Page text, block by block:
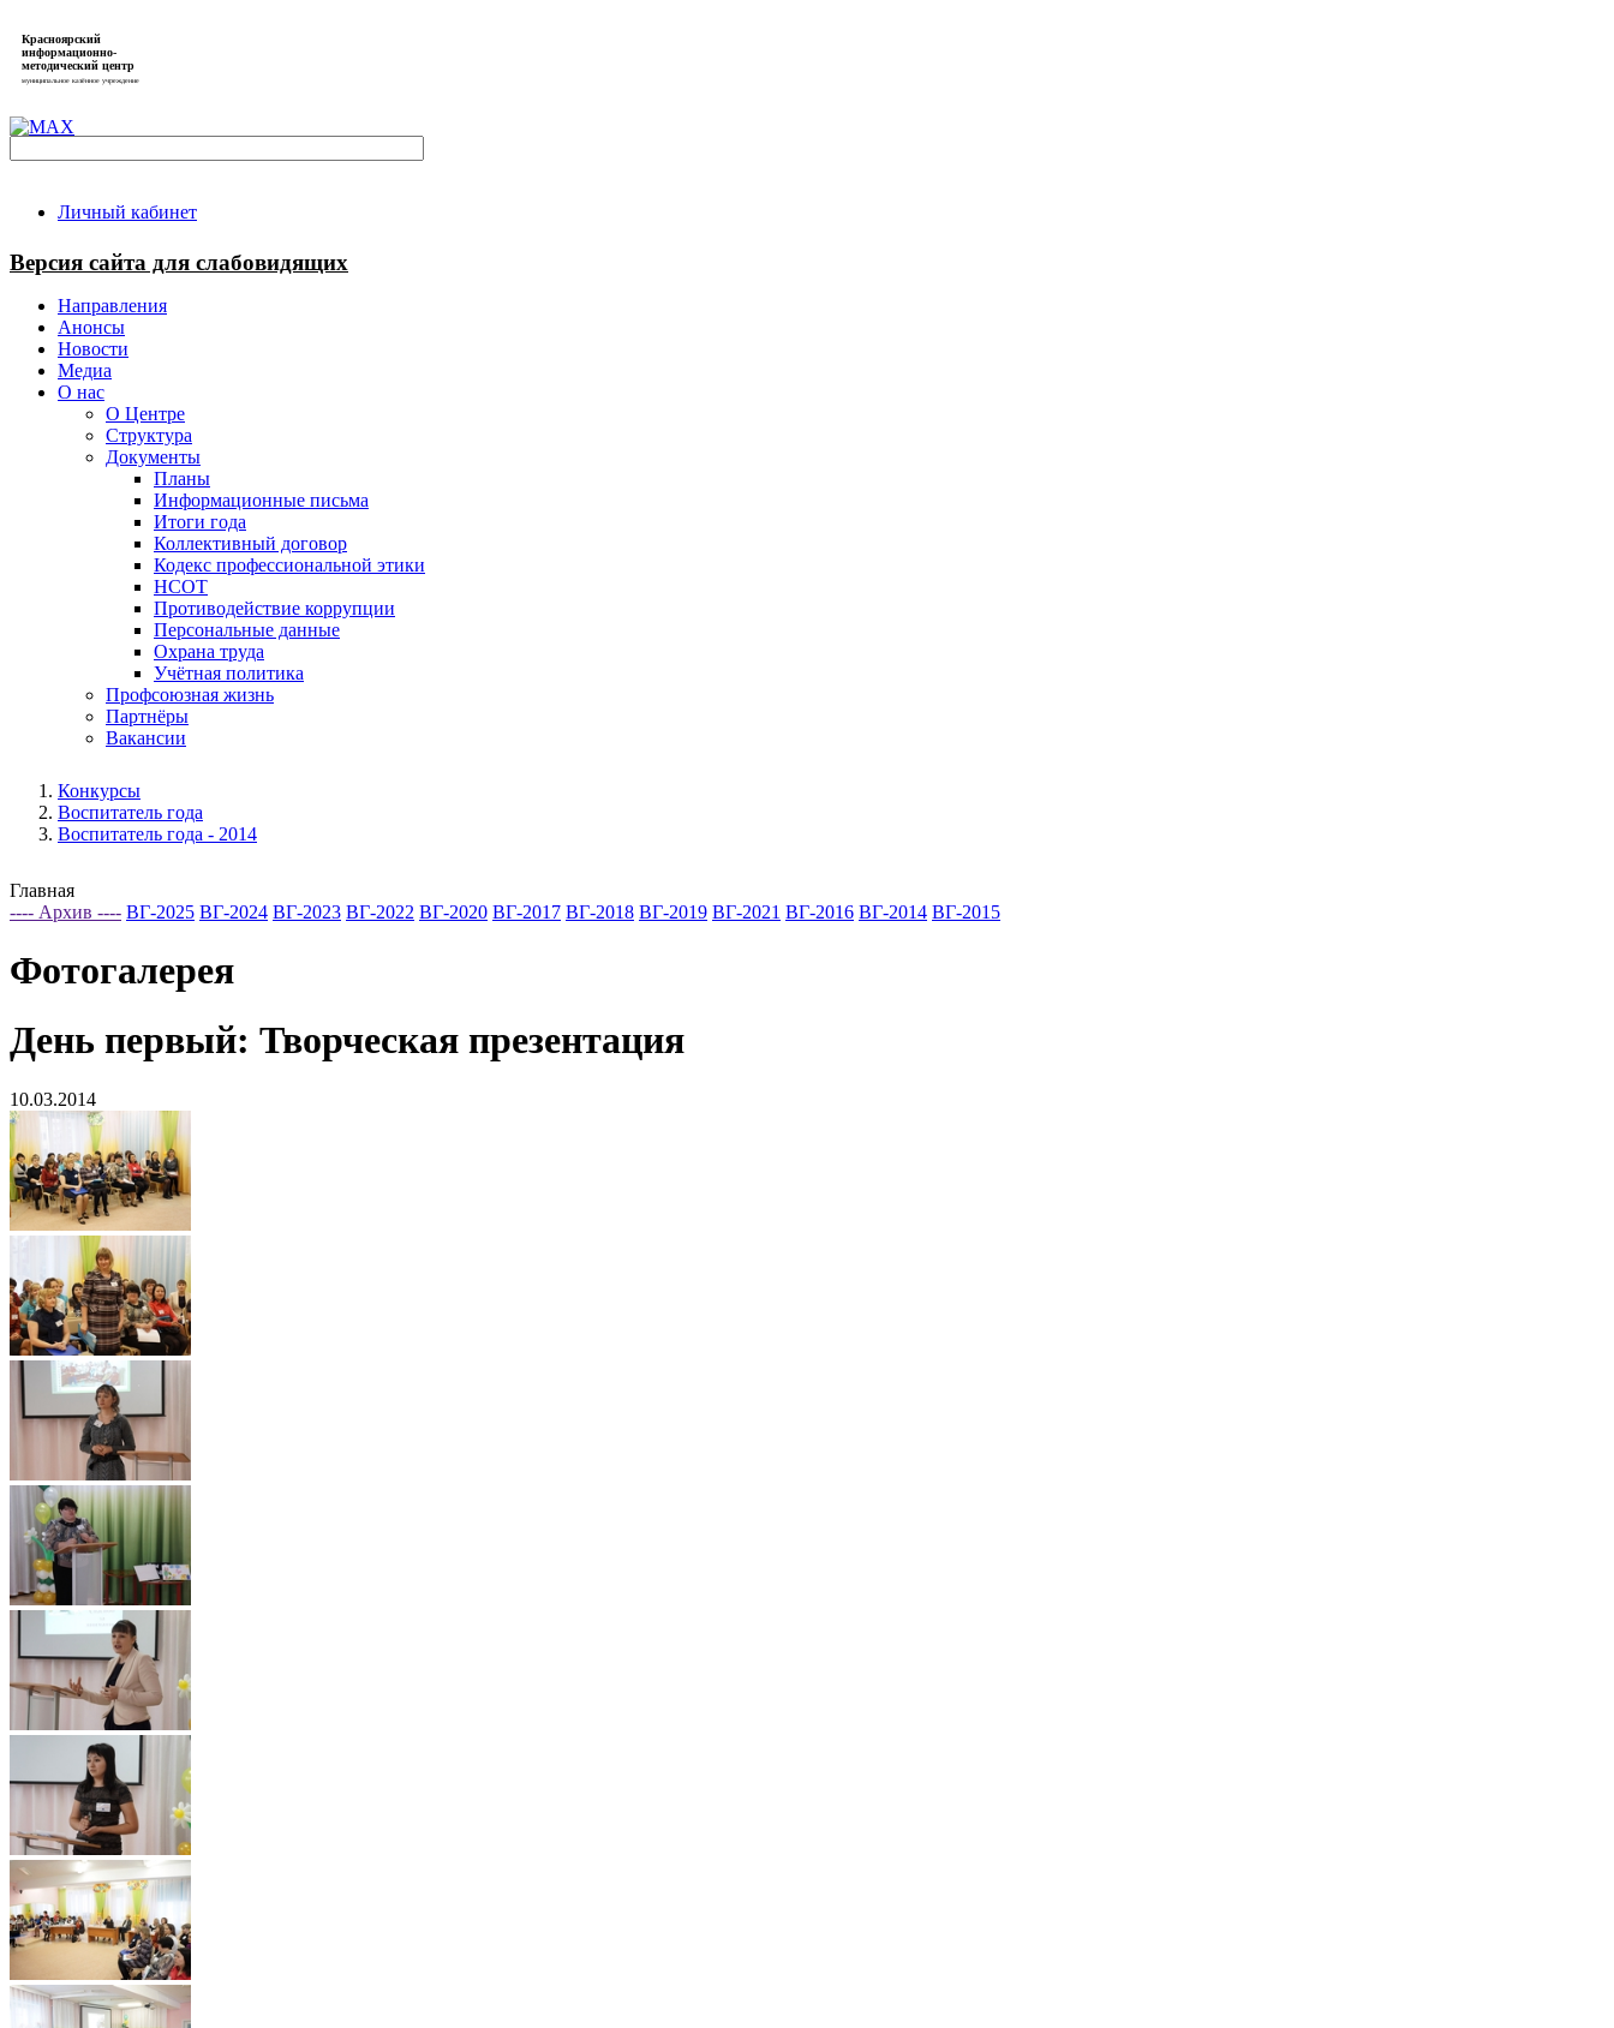
Красноярский
информационно-
методический центр
муниципальное казённое учреждение
Личный кабинет
Версия сайта для слабовидящих
Направления
Анонсы
Новости
Медиа
О нас
О Центре
Структура
Документы
Планы
Информационные письма
Итоги года
Коллективный договор
Кодекс профессиональной этики
НСОТ
Противодействие коррупции
Персональные данные
Охрана труда
Учётная политика
Профсоюзная жизнь
Партнёры
Вакансии
Конкурсы
Воспитатель года
Воспитатель года - 2014
Главная
---- Архив ---- ВГ-2025 ВГ-2024 ВГ-2023 ВГ-2022 ВГ-2020 ВГ-2017 ВГ-2018 ВГ-2019 ВГ-2021 ВГ-2016 ВГ-2014 ВГ-2015
Фотогалерея
День первый: Творческая презентация
10.03.2014